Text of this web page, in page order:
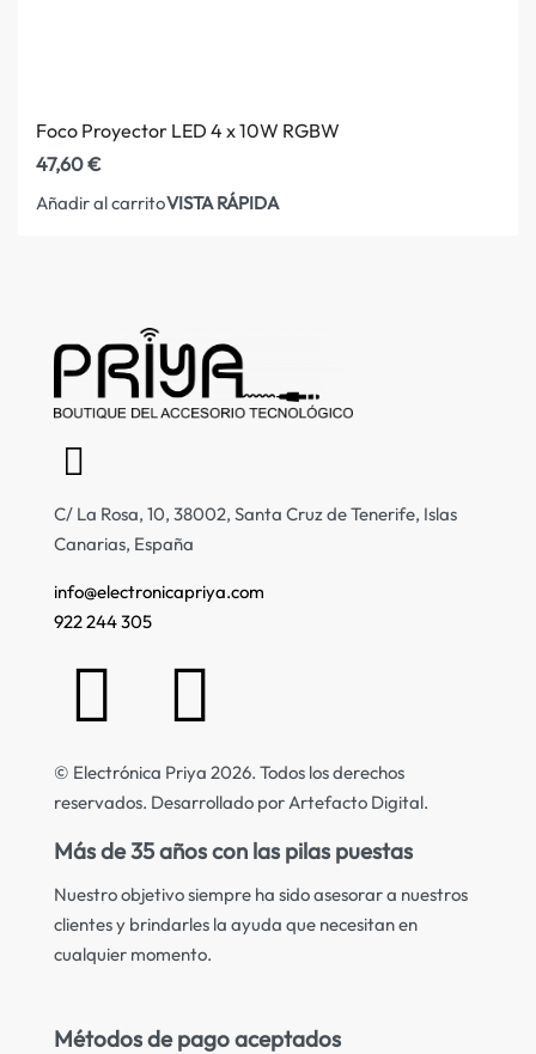
Foco Proyector LED 4 x 10W RGBW
47,60€
Añadir al carritoVISTA RÁPIDA
C/ La Rosa, 10, 38002, Santa Cruz de Tenerife, Islas
Canarias, España
info@electronicapriya.com
922 244 305
© Electrónica Priya 2026. Todos los derechos
reservados. Desarrollado por Artefacto Digital.
Más de 35 años con las pilas puestas
Nuestro objetivo siempre ha sido asesorar a nuestros
clientes y brindarles la ayuda que necesitan en
cualquier momento.
Métodos de pago aceptados